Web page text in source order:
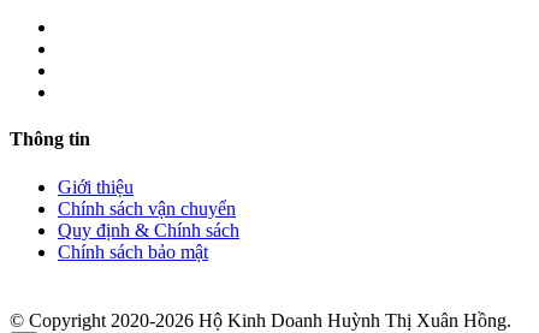
Thông tin
Giới thiệu
Chính sách vận chuyển
Quy định & Chính sách
Chính sách bảo mật
© Copyright 2020-2026 Hộ Kinh Doanh Huỳnh Thị Xuân Hồng.